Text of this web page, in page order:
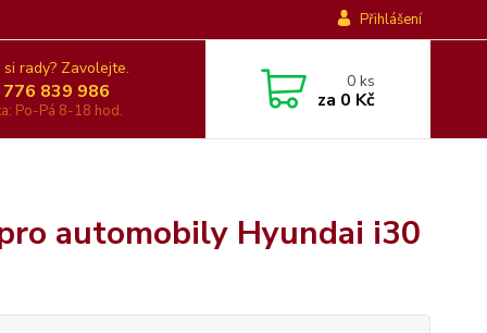
Přihlášení
rady? Zavolejte.
839 986
Po-Pá 8-18 hod.
0ks
za 0 Kč
automobily Hyundai i30